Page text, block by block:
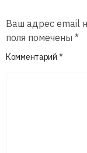
Ваш адрес email
поля помечены *
Комментарий *